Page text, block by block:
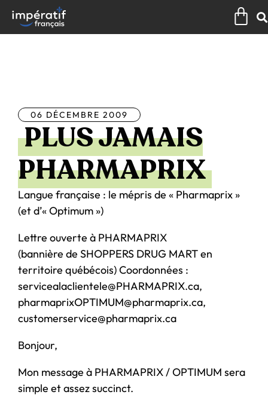
contenu
06 DÉCEMBRE 2009
PLUS JAMAIS
PHARMAPRIX
Langue française : le mépris de « Pharmaprix »
(et d’« Optimum »)
Lettre ouverte à PHARMAPRIX
(bannière de SHOPPERS DRUG MART en
territoire québécois) Coordonnées :
servicealaclientele@PHARMAPRIX.ca,
pharmaprixOPTIMUM@pharmaprix.ca,
customerservice@pharmaprix.ca
Bonjour,
Mon message à PHARMAPRIX / OPTIMUM sera
simple et assez succinct.